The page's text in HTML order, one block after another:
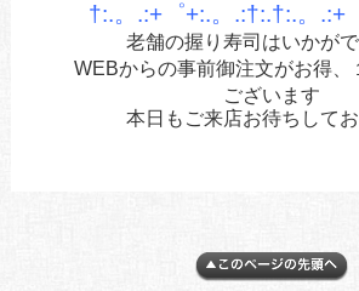
†:.。.:+゜+:.。.:†:.†:.。.:+
老舗の握り寿司はいかが
WEBからの事前御注文がお得、
ございます
本日もご来店お待ちして